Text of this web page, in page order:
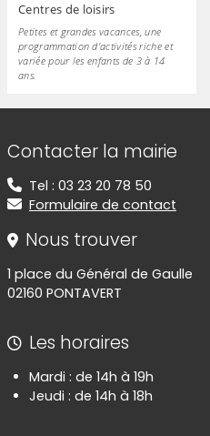
Centres de loisirs
Petites et grandes vacances, une
programmation d'activités riche et
variée pour les enfants de 3 à 14
ans.
Informations de
Contacter la mairie
Tel : 03 23 20 78 50
Formulaire de contact
Nous trouver
1 place du Général de Gaulle
02160 PONTAVERT
Les horaires
Mardi : de 14h à 19h
Jeudi : de 14h à 18h